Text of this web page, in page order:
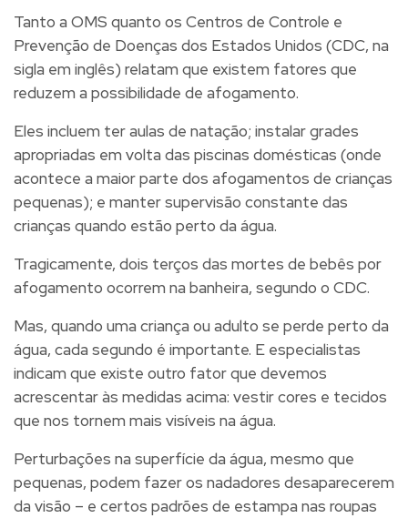
Tanto a OMS quanto os Centros de Controle e
Prevenção de Doenças dos Estados Unidos (CDC, na
sigla em inglês) relatam que existem fatores que
reduzem a possibilidade de afogamento.
Eles incluem ter aulas de natação; instalar grades
apropriadas em volta das piscinas domésticas (onde
acontece a maior parte dos afogamentos de crianças
pequenas); e manter supervisão constante das
crianças quando estão perto da água.
Tragicamente, dois terços das mortes de bebês por
afogamento ocorrem na banheira, segundo o CDC.
Mas, quando uma criança ou adulto se perde perto da
água, cada segundo é importante. E especialistas
indicam que existe outro fator que devemos
acrescentar às medidas acima: vestir cores e tecidos
que nos tornem mais visíveis na água.
Perturbações na superfície da água, mesmo que
pequenas, podem fazer os nadadores desaparecerem
da visão – e certos padrões de estampa nas roupas